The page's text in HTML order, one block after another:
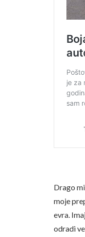
Drago
moje
evra.
odradi